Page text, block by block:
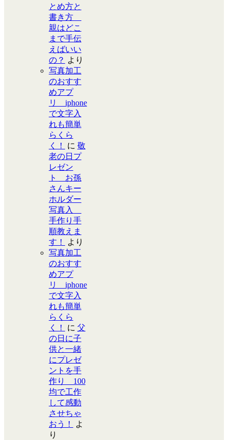
とめ方と
書き方
親はどこ
まで手伝
えばいい
の？ より
写真加工
のおすす
めアプ
リ iphone
で文字入
れも簡単
らくら
く！
に 敬
老の日プ
レゼン
ト お孫
さんキー
ホルダー
写真入
手作り手
順教えま
す！
より
写真加工
のおすす
めアプ
リ iphone
で文字入
れも簡単
らくら
く！
に 父
の日に子
供と一緒
にプレゼ
ントを手
作り 100
均で工作
して感動
させちゃ
おう！
よ
り